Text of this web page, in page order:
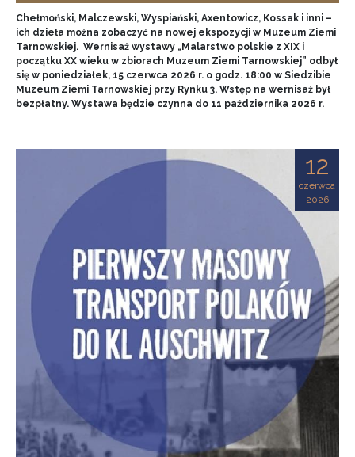
Chełmoński, Malczewski, Wyspiański, Axentowicz, Kossak i inni –
ich dzieła można zobaczyć na nowej ekspozycji w Muzeum Ziemi
Tarnowskiej. Wernisaż wystawy „Malarstwo polskie z XIX i
początku XX wieku w zbiorach Muzeum Ziemi Tarnowskiej” odbył
się w poniedziałek, 15 czerwca 2026 r. o godz. 18:00 w Siedzibie
Muzeum Ziemi Tarnowskiej przy Rynku 3. Wstęp na wernisaż był
bezpłatny. Wystawa będzie czynna do 11 października 2026 r.
12
czerwca
2026